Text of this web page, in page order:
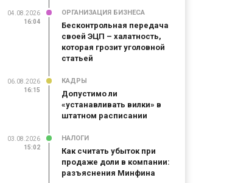
04.08.2026
16:04
ОРГАНИЗАЦИЯ БИЗНЕСА
Бесконтрольная передача
своей ЭЦП – халатность,
которая грозит уголовной
статьей
06.08.2026
16:15
КАДРЫ
Допустимо ли
«устанавливать вилки» в
штатном расписании
03.08.2026
15:02
НАЛОГИ
Как считать убыток при
продаже доли в компании:
разъяснения Минфина